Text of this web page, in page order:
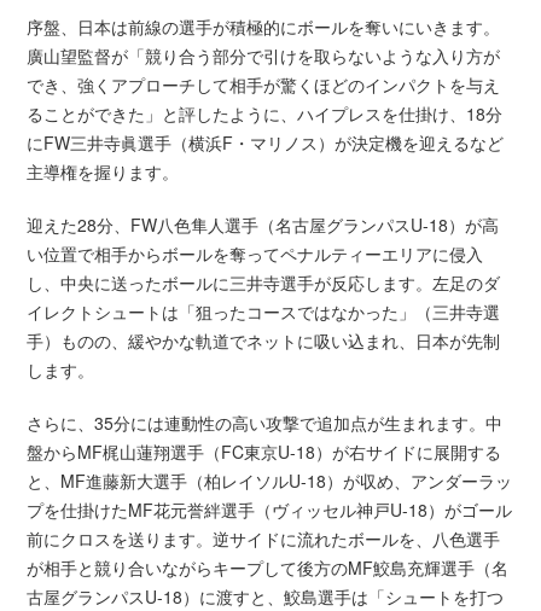
序盤、日本は前線の選手が積極的にボールを奪いにいきます。
廣山望監督が「競り合う部分で引けを取らないような入り方が
でき、強くアプローチして相手が驚くほどのインパクトを与え
ることができた」と評したように、ハイプレスを仕掛け、18分
にFW三井寺眞選手（横浜F・マリノス）が決定機を迎えるなど
主導権を握ります。
迎えた28分、FW八色隼人選手（名古屋グランパスU-18）が高
い位置で相手からボールを奪ってペナルティーエリアに侵入
し、中央に送ったボールに三井寺選手が反応します。左足のダ
イレクトシュートは「狙ったコースではなかった」（三井寺選
手）ものの、緩やかな軌道でネットに吸い込まれ、日本が先制
します。
さらに、35分には連動性の高い攻撃で追加点が生まれます。中
盤からMF梶山蓮翔選手（FC東京U-18）が右サイドに展開する
と、MF進藤新大選手（柏レイソルU-18）が収め、アンダーラッ
プを仕掛けたMF花元誉絆選手（ヴィッセル神戸U-18）がゴール
前にクロスを送ります。逆サイドに流れたボールを、八色選手
が相手と競り合いながらキープして後方のMF鮫島充輝選手（名
古屋グランパスU-18）に渡すと、鮫島選手は「シュートを打つ